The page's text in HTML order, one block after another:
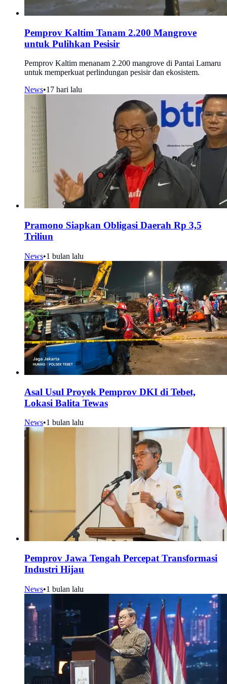
Pemprov Kaltim Tanam 2.200 Mangrove
untuk Pulihkan Pesisir
Pemprov Kaltim menanam 2.200 mangrove di Pantai Lamaru
untuk memperkuat perlindungan pesisir dan ekosistem.
News•17 hari lalu
Pramono Siapkan Obligasi Daerah Rp 3,5
Triliun
News•1 bulan lalu
Asal Usul Proyek Pemprov DKI di Tebet,
Lokasi Balita Tewas
News•1 bulan lalu
Pemprov Jawa Tengah Percepat Transformasi
Industri Hijau
News•1 bulan lalu